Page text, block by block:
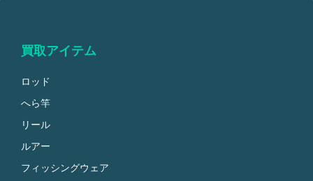
買取アイテム
ロッド
へら竿
リール
ルアー
フィッシングウェア